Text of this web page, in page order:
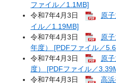
ファイル／1.1MB]
令和7年4月3日
原
イル／1.19MB]
令和7年4月3日
原
年度） [PDFファイル／
令和7年4月3日
原
度） [PDFファイル／
令和7年4月3日
高